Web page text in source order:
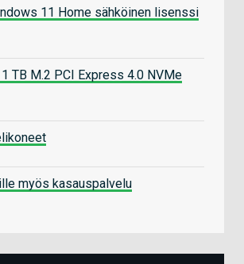
11 Home sähköinen lisenssi
TB M.2 PCI Express 4.0 NVMe
myös kasauspalvelu